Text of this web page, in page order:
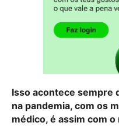
Isso acontece sempre
na pandemia, com os
médico, é assim com